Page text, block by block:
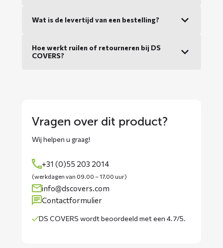
Wat is de levertijd van een bestelling?
Hoe werkt ruilen of retourneren bij DS
COVERS?
Vragen over dit product?
Wij helpen u graag!
+31 (0)55 203 2014
(werkdagen van 09.00 – 17.00 uur)
info@dscovers.com
Contactformulier
DS COVERS wordtbeoordeeld met een 4.7/5.